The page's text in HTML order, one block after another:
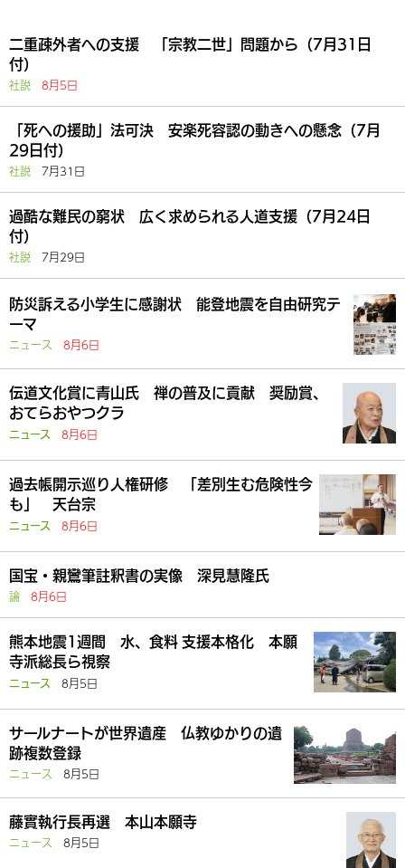
二重疎外者への支援 「宗教二世」問題から（7月31日
付）
社説 8月5日
「死への援助」法可決 安楽死容認の動きへの懸念（7月
29日付）
社説 7月31日
過酷な難民の窮状 広く求められる人道支援（7月24日
付）
社説 7月29日
防災訴える小学生に感謝状 能登地震を自由研究テ
ーマ
ニュース 8月6日
伝道文化賞に青山氏 禅の普及に貢献 奨励賞、
おてらおやつクラ
ニュース 8月6日
過去帳開示巡り人権研修 「差別生む危険性今
も」 天台宗
ニュース 8月6日
国宝・親鸞筆註釈書の実像 深見慧隆氏
論 8月6日
熊本地震1週間 水、食料 支援本格化 本願
寺派総長ら視察
ニュース 8月5日
サールナートが世界遺産 仏教ゆかりの遺
跡複数登録
ニュース 8月5日
藤實執行長再選 本山本願寺
ニュース 8月5日